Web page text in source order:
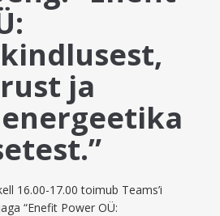
ja
16.00-17.00 toimub Teams’i
“Enefit Power OÜ: